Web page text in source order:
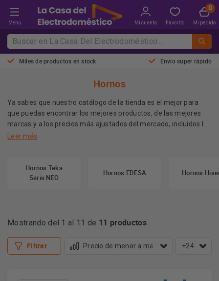
Menú Mi cuenta Favorito Mi pedido
Miles de productos en stock Envio super rápido
Hornos
Ya sabes que nuestro catálogo de la tienda es el mejor para
que puedas encontrar los mejores productos, de las mejores
marcas y a los precios más ajustados del mercado, incluidos los
hornos, esos electrodomésticos tan necesarios en nuestras
Leer más
Hornos Teka
Serie NEO
Hornos EDESA Hornos
Mostrando del 1 al 11 de 11 productos
Filtrar +24